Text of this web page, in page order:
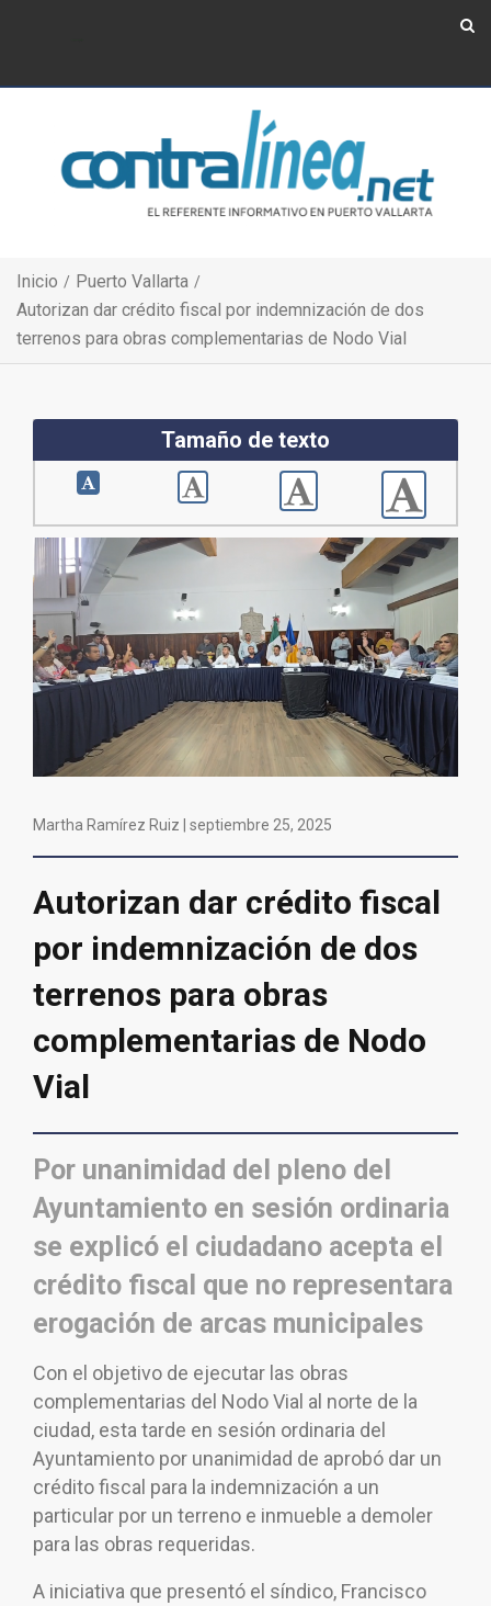
Inicio
Puerto Vallarta
Autorizan dar crédito fiscal por indemnización de dos
terrenos para obras complementarias de Nodo Vial
Tamaño de texto
Martha Ramírez Ruiz | septiembre 25, 2025
Autorizan dar crédito fiscal
por indemnización de dos
terrenos para obras
complementarias de Nodo
Vial
Por unanimidad del pleno del
Ayuntamiento en sesión ordinaria
se explicó el ciudadano acepta el
crédito fiscal que no representara
erogación de arcas municipales
Con el objetivo de ejecutar las obras
complementarias del Nodo Vial al norte de la
ciudad, esta tarde en sesión ordinaria del
Ayuntamiento por unanimidad de aprobó dar un
crédito fiscal para la indemnización a un
particular por un terreno e inmueble a demoler
para las obras requeridas.
A iniciativa que presentó el síndico, Francisco